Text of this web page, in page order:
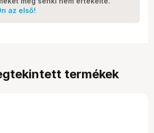
az első!
termékek